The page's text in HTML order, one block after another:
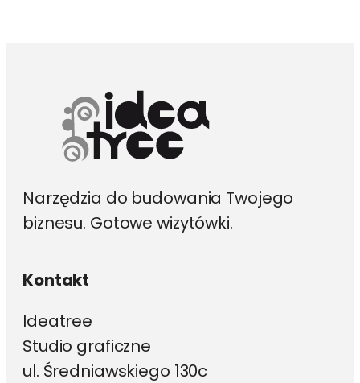
Narzędzia do budowania Twojego
biznesu. Gotowe wizytówki.
Kontakt
Ideatree
Studio graficzne
ul. Średniawskiego 130c